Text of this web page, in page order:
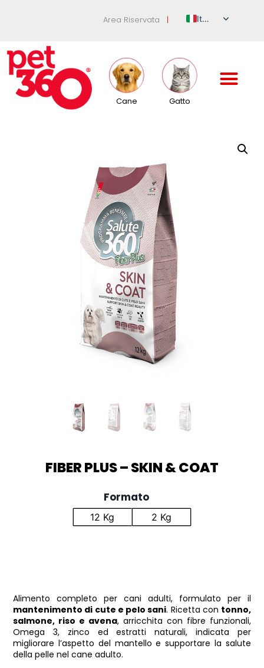
Area Riservata |
Italian
French
Cane Gatto
FIBER PLUS – SKIN & COAT
Formato
12 Kg 2 Kg
Alimento completo per cani adulti, formulato per il
mantenimento di cute e pelo sani. Ricetta con tonno,
salmone, riso e avena, arricchita con fibre funzionali,
Omega 3, zinco ed estratti naturali, indicata per
migliorare l’aspetto del mantello e supportare la salute
della pelle nel cane adulto.